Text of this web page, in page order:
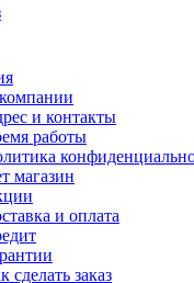
и контакты
работы
магазин
и оплата
сделать заказ